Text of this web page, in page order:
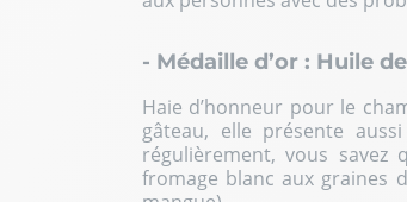
- Médaille d’or : Huile
Haie d’honneur pour le
gâteau, elle présente
régulièrement, vous savez
fromage blanc aux graines